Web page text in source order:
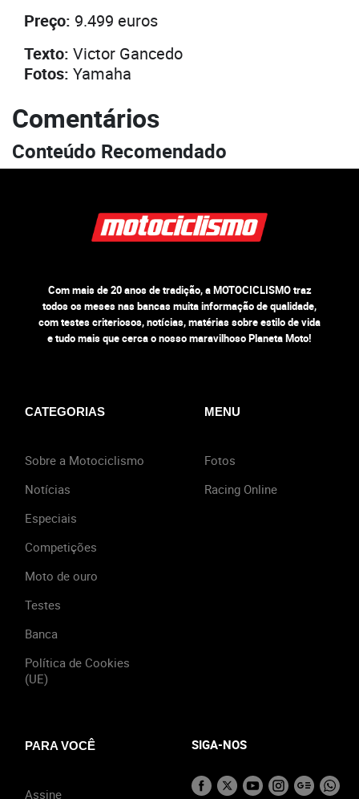
Preço: 9.499 euros
Texto: Victor Gancedo
Fotos: Yamaha
Comentários
Conteúdo Recomendado
Com mais de 20 anos de tradição, a MOTOCICLISMO traz
todos os meses nas bancas muita informação de qualidade,
com testes criteriosos, notícias, matérias sobre estilo de vida
e tudo mais que cerca o nosso maravilhoso Planeta Moto!
CATEGORIAS
Sobre a Motociclismo
Notícias
Especiais
Competições
Moto de ouro
Testes
Banca
Política de Cookies
(UE)
MENU
Fotos
Racing Online
PARA VOCÊ
Assine
SIGA-NOS